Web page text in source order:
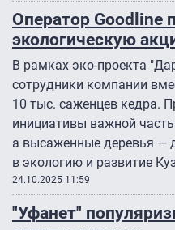
Оператор Goodline
экологическую
В рамках эко-проекта
сотрудники компании
10 тыс. саженцев кедра.
инициативы важной
а высаженные деревья —
в экологию и развитие
24.10.2025 11:59
"Уфанет"